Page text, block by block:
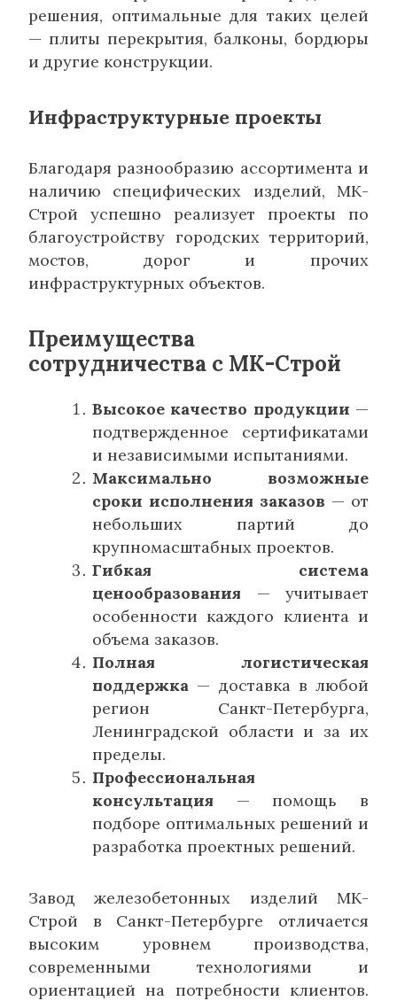
решения, оптимальные для таких целей
— плиты перекрытия, балконы, бордюры
и другие конструкции.
Инфраструктурные проекты
Благодаря разнообразию ассортимента и
наличию специфических изделий, МК-
Строй успешно реализует проекты по
благоустройству городских территорий,
мостов, дорог и прочих
инфраструктурных объектов.
Преимущества
сотрудничества с МК-Строй
Высокое качество продукции —
подтвержденное сертификатами
и независимыми испытаниями.
Максимально возможные
сроки исполнения заказов — от
небольших партий до
крупномасштабных проектов.
Гибкая система
ценообразования — учитывает
особенности каждого клиента и
объема заказов.
Полная логистическая
поддержка — доставка в любой
регион Санкт-Петербурга,
Ленинградской области и за их
пределы.
Профессиональная
консультация — помощь в
подборе оптимальных решений и
разработка проектных решений.
Завод железобетонных изделий МК-
Строй в Санкт-Петербурге отличается
высоким уровнем производства,
современными технологиями и
ориентацией на потребности клиентов.